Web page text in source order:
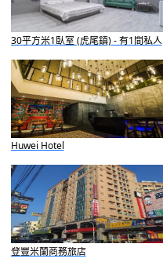
30平方米1臥室 (虎尾鎮) - 有1間私人
浴室
Huwei Hotel
登豐米蘭商務旅店